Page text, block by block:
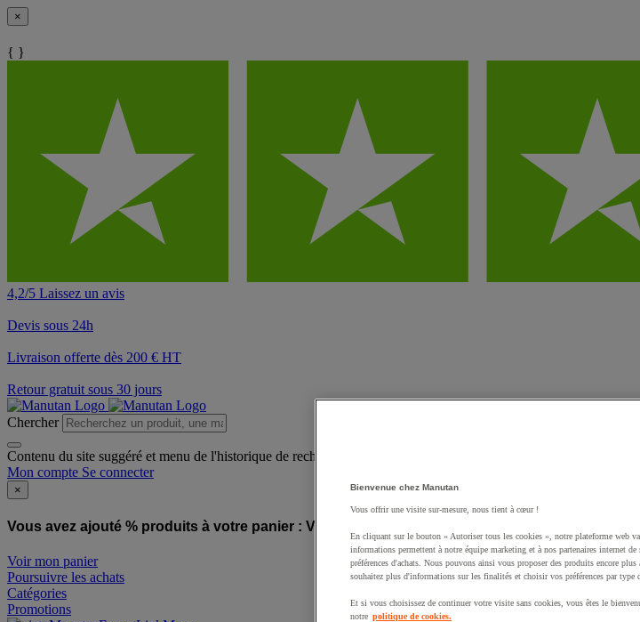
×
{ }
4,2/5 Laissez un avis
Devis sous 24h
Livraison offerte dès 200 € HT
Retour gratuit sous 30 jours
Chercher
Contenu du site suggéré et menu de l'historique de recherche
Mon compte Se connecter
×
Vous avez ajouté % produits à votre panier : Vous avez ajouté un produit à votre panier :
Voir mon panier
Poursuivre les achats
Catégories
Promotions
Bienvenue chez Manutan
Vous offrir une visite sur-mesure, nous tient à cœur !
En cliquant sur le bouton « Autoriser tous les cookies », notre plateforme web
informations permettent à notre équipe marketing et à nos partenaires internet
préférences d'achats. Nous pouvons ainsi vous proposer des produits encore
souhaitez plus d'informations sur les finalités et choisir vos préférences par type
Et si vous choisissez de continuer votre visite sans cookies, vous êtes le
notre politique de cookies.